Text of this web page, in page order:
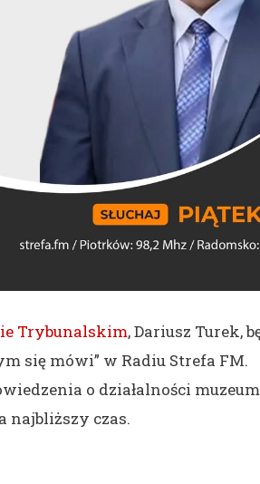
Trybunalskim, Dariusz Turek,
się mówi” w Radiu Strefa FM.
o działalności
najbliższy czas.